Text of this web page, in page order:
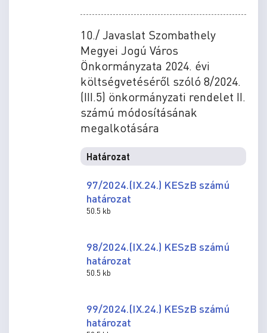
10./ Javaslat Szombathely
Megyei Jogú Város
Önkormányzata 2024. évi
költségvetéséről szóló 8/2024.
(III.5) önkormányzati rendelet II.
számú módosításának
megalkotására
Határozat
97/2024.(IX.24.) KESzB számú
határozat
50.5 kb
98/2024.(IX.24.) KESzB számú
határozat
50.5 kb
99/2024.(IX.24.) KESzB számú
határozat